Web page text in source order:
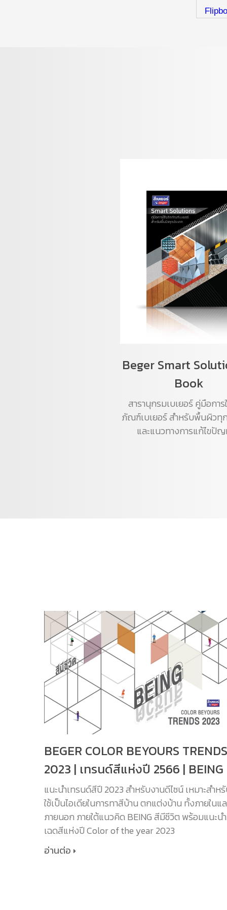
Beger Smart
Book
สารานุกรมเบเยอร์ คู่มือกา
ภัณฑ์เบเยอร์ สำหรับพื้นผิวทุ
และแนวทางการแก้ไขปั
BEGER COLOR BEYOURS TRENDS
2023 | เทรนด์สีแห่งปี 2566 | BEING
แนะนำเทรนด์สีปี 2023 สำหรับงานดีไซน์ เหมาะสำห
ใช้เป็นไอเดียในการทาสีบ้าน ตกแต่งบ้าน ทั้งภายในแ
ภายนอก ภายใต้แนวคิด BEING สีมีชีวิต พร้อมแนะนำ
เฉดสีแห่งปี Color of the year 2023
อ่านต่อ